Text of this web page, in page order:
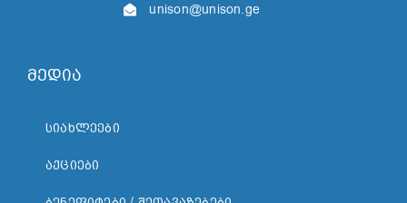
unison@unison.ge
მედია
ᲡᲘᲐᲮᲚᲔᲔᲑᲘ
ᲐᲥᲪᲘᲔᲑᲘ